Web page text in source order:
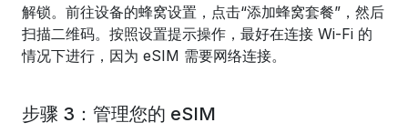
解锁。前往设备的蜂窝设置，点击“添加蜂窝套餐”，然后
扫描二维码。按照设置提示操作，最好在连接 Wi-Fi 的
情况下进行，因为 eSIM 需要网络连接。
步骤 3：管理您的 eSIM